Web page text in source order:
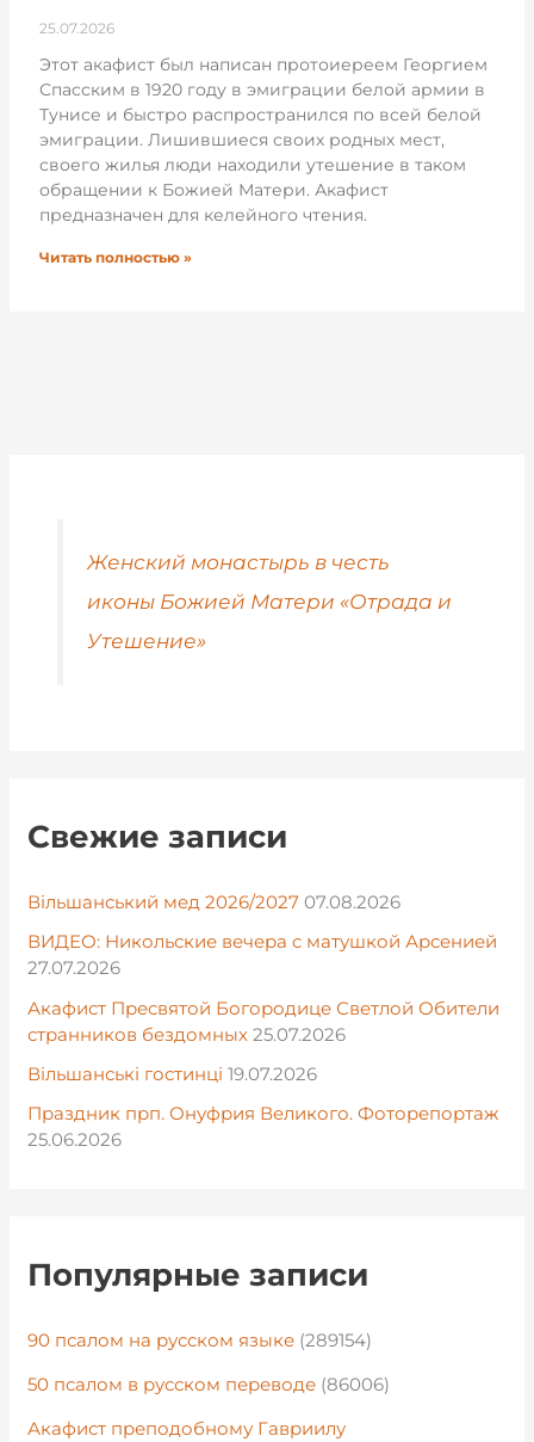
25.07.2026
Этот акафист был написан протоиереем Георгием
Спасским в 1920 году в эмиграции белой армии в
Тунисе и быстро распространился по всей белой
эмиграции. Лишившиеся своих родных мест,
своего жилья люди находили утешение в таком
обращении к Божией Матери. Акафист
предназначен для келейного чтения.
Читать полностью »
Женский монастырь в честь
иконы Божией Матери «Отрада и
Утешение»
Свежие записи
Вільшанський мед 2026/2027 07.08.2026
ВИДЕО: Никольские вечера с матушкой Арсенией
27.07.2026
Акафист Пресвятой Богородице Светлой Обители
странников бездомных 25.07.2026
Вільшанські гостинці 19.07.2026
Праздник прп. Онуфрия Великого. Фоторепортаж
25.06.2026
Популярные записи
90 псалом на русском языке (289154)
50 псалом в русском переводе (86006)
Акафист преподобному Гавриилу